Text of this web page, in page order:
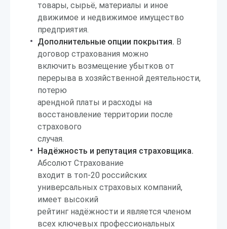
товары, сырьё, материалы и иное
движимое и недвижимое имущество
предприятия.
Дополнительные опции покрытия. В
договор страхования можно
включить возмещение убытков от
перерыва в хозяйственной деятельности,
потерю
арендной платы и расходы на
восстановление территории после
страхового
случая.
Надёжность и репутация страховщика.
Абсолют Страхование
входит в топ-20 российских
универсальных страховых компаний,
имеет высокий
рейтинг надёжности и является членом
всех ключевых профессиональных